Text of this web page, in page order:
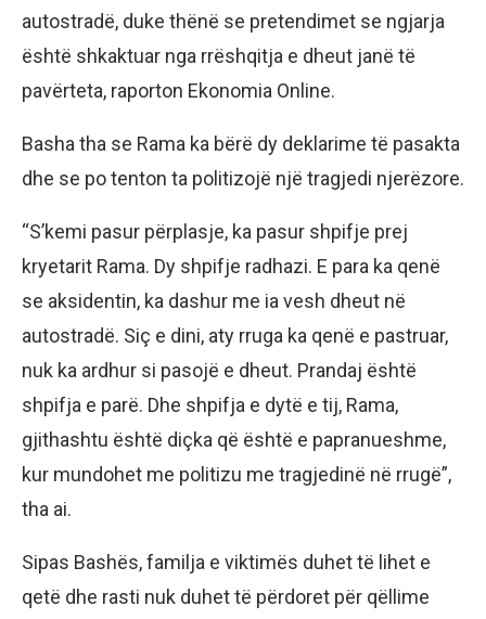
autostradë, duke thënë se pretendimet se ngjarja
është shkaktuar nga rrëshqitja e dheut janë të
pavërteta, raporton Ekonomia Online.
Basha tha se Rama ka bërë dy deklarime të pasakta
dhe se po tenton ta politizojë një tragjedi njerëzore.
“S’kemi pasur përplasje, ka pasur shpifje prej
kryetarit Rama. Dy shpifje radhazi. E para ka qenë
se aksidentin, ka dashur me ia vesh dheut në
autostradë. Siç e dini, aty rruga ka qenë e pastruar,
nuk ka ardhur si pasojë e dheut. Prandaj është
shpifja e parë. Dhe shpifja e dytë e tij, Rama,
gjithashtu është diçka që është e papranueshme,
kur mundohet me politizu me tragjedinë në rrugë”,
tha ai.
Sipas Bashës, familja e viktimës duhet të lihet e
qetë dhe rasti nuk duhet të përdoret për qëllime